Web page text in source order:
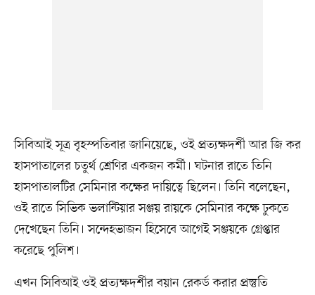
সিবিআই সূত্র বৃহস্পতিবার জানিয়েছে, ওই প্রত্যক্ষদর্শী আর জি কর
হাসপাতালের চতুর্থ শ্রেণির একজন কর্মী। ঘটনার রাতে তিনি
হাসপাতালটির সেমিনার কক্ষের দায়িত্বে ছিলেন। তিনি বলেছেন,
ওই রাতে সিভিক ভলান্টিয়ার সঞ্জয় রায়কে সেমিনার কক্ষে ঢুকতে
দেখেছেন তিনি। সন্দেহভাজন হিসেবে আগেই সঞ্জয়কে গ্রেপ্তার
করেছে পুলিশ।
এখন সিবিআই ওই প্রত্যক্ষদর্শীর বয়ান রেকর্ড করার প্রস্তুতি